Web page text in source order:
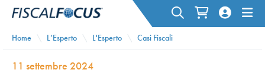
Home L’Esperto L'Esperto Casi Fiscali
11 settembre 2024